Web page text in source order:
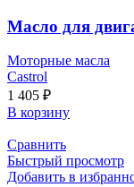
Масло для
Моторные масла
Castrol
1 405 ₽
В корзину
Сравнить
Быстрый просмотр
Добавить в